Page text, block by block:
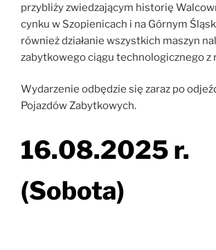
przybliży zwiedzającym historię
cynku w Szopienicach i na Górnym
również działanie wszystkich maszyn
zabytkowego ciągu technologicznego z
Wydarzenie odbędzie się zaraz po
Pojazdów Zabytkowych.
16.08.2025 r.
(Sobota)